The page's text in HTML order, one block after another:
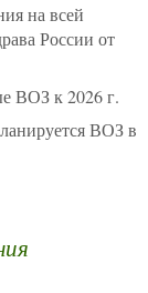
на всей
России от
ВОЗ к 2026 г.
ВОЗ в